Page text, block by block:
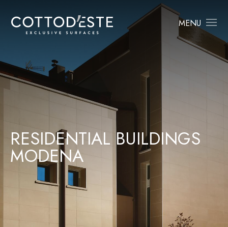
MENU
RESIDENTIAL BUILDINGS
MODENA